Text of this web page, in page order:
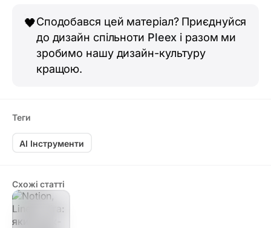
🖤Сподобався цей матеріал? Приєднуйся
до дизайн спільноти Pleex і разом ми
зробимо нашу дизайн-культуру
кращою.
Теги
AI Інструменти
Схожі статті